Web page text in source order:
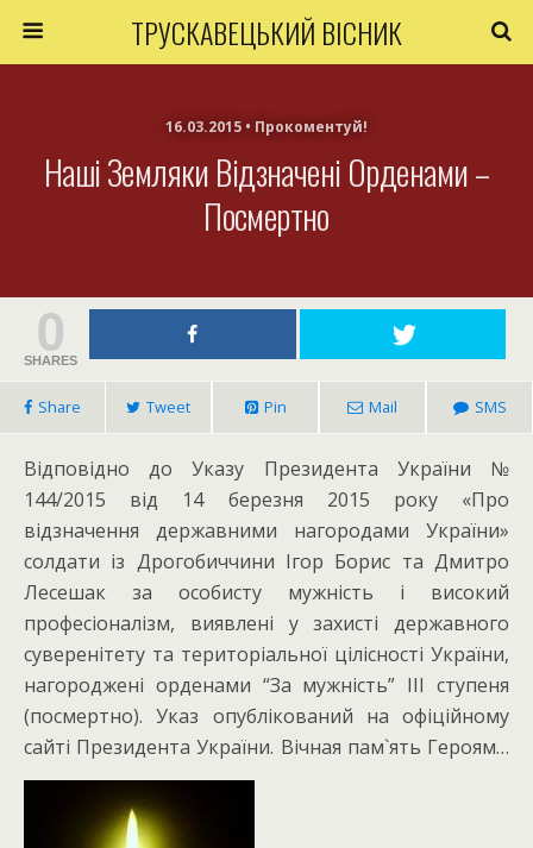
ТРУСКАВЕЦЬКИЙ ВІСНИК
16.03.2015 • Прокоментуй!
Наші Земляки Відзначені Орденами –
Посмертно
0
SHARES
Share Tweet Pin Mail SMS
Відповідно до Указу Президента України №
144/2015 від 14 березня 2015 року «Про
відзначення державними нагородами України»
солдати із Дрогобиччини Ігор Борис та Дмитро
Лесешак за особисту мужність і високий
професіоналізм, виявлені у захисті державного
суверенітету та територіальної цілісності України,
нагороджені орденами “За мужність” III ступеня
(посмертно). Указ опублікований на офіційному
сайті Президента України. Вічная пам`ять Героям…